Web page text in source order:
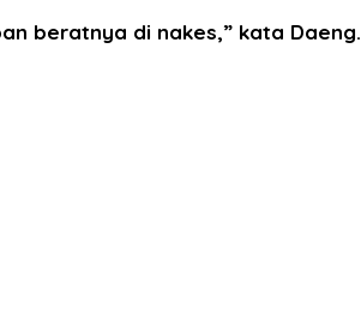
beratnya di nakes,” kata Daeng.